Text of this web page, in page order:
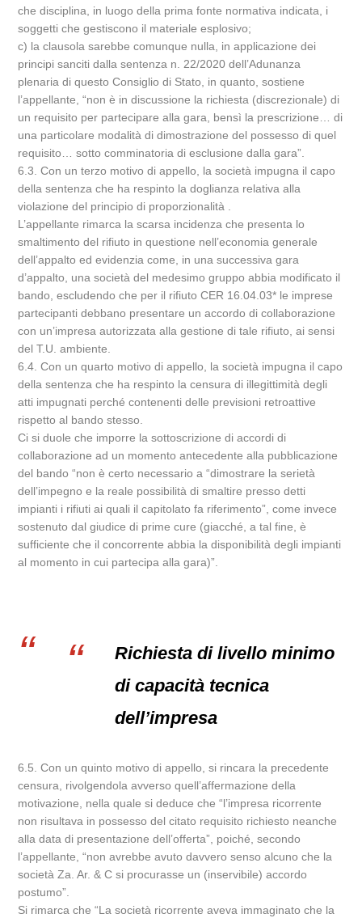
che disciplina, in luogo della prima fonte normativa indicata, i
soggetti che gestiscono il materiale esplosivo;
c) la clausola sarebbe comunque nulla, in applicazione dei
principi sanciti dalla sentenza n. 22/2020 dell’Adunanza
plenaria di questo Consiglio di Stato, in quanto, sostiene
l’appellante, “non è in discussione la richiesta (discrezionale) di
un requisito per partecipare alla gara, bensì la prescrizione… di
una particolare modalità di dimostrazione del possesso di quel
requisito… sotto comminatoria di esclusione dalla gara”.
6.3. Con un terzo motivo di appello, la società impugna il capo
della sentenza che ha respinto la doglianza relativa alla
violazione del principio di proporzionalità .
L’appellante rimarca la scarsa incidenza che presenta lo
smaltimento del rifiuto in questione nell’economia generale
dell’appalto ed evidenzia come, in una successiva gara
d’appalto, una società del medesimo gruppo abbia modificato il
bando, escludendo che per il rifiuto CER 16.04.03* le imprese
partecipanti debbano presentare un accordo di collaborazione
con un’impresa autorizzata alla gestione di tale rifiuto, ai sensi
del T.U. ambiente.
6.4. Con un quarto motivo di appello, la società impugna il capo
della sentenza che ha respinto la censura di illegittimità degli
atti impugnati perché contenenti delle previsioni retroattive
rispetto al bando stesso.
Ci si duole che imporre la sottoscrizione di accordi di
collaborazione ad un momento antecedente alla pubblicazione
del bando “non è certo necessario a “dimostrare la serietà
dell’impegno e la reale possibilità di smaltire presso detti
impianti i rifiuti ai quali il capitolato fa riferimento”, come invece
sostenuto dal giudice di prime cure (giacché, a tal fine, è
sufficiente che il concorrente abbia la disponibilità degli impianti
al momento in cui partecipa alla gara)”.
Richiesta di livello minimo
di capacità tecnica
dell’impresa
6.5. Con un quinto motivo di appello, si rincara la precedente
censura, rivolgendola avverso quell’affermazione della
motivazione, nella quale si deduce che “l’impresa ricorrente
non risultava in possesso del citato requisito richiesto neanche
alla data di presentazione dell’offerta”, poiché, secondo
l’appellante, “non avrebbe avuto davvero senso alcuno che la
società Za. Ar. & C si procurasse un (inservibile) accordo
postumo”.
Si rimarca che “La società ricorrente aveva immaginato che la